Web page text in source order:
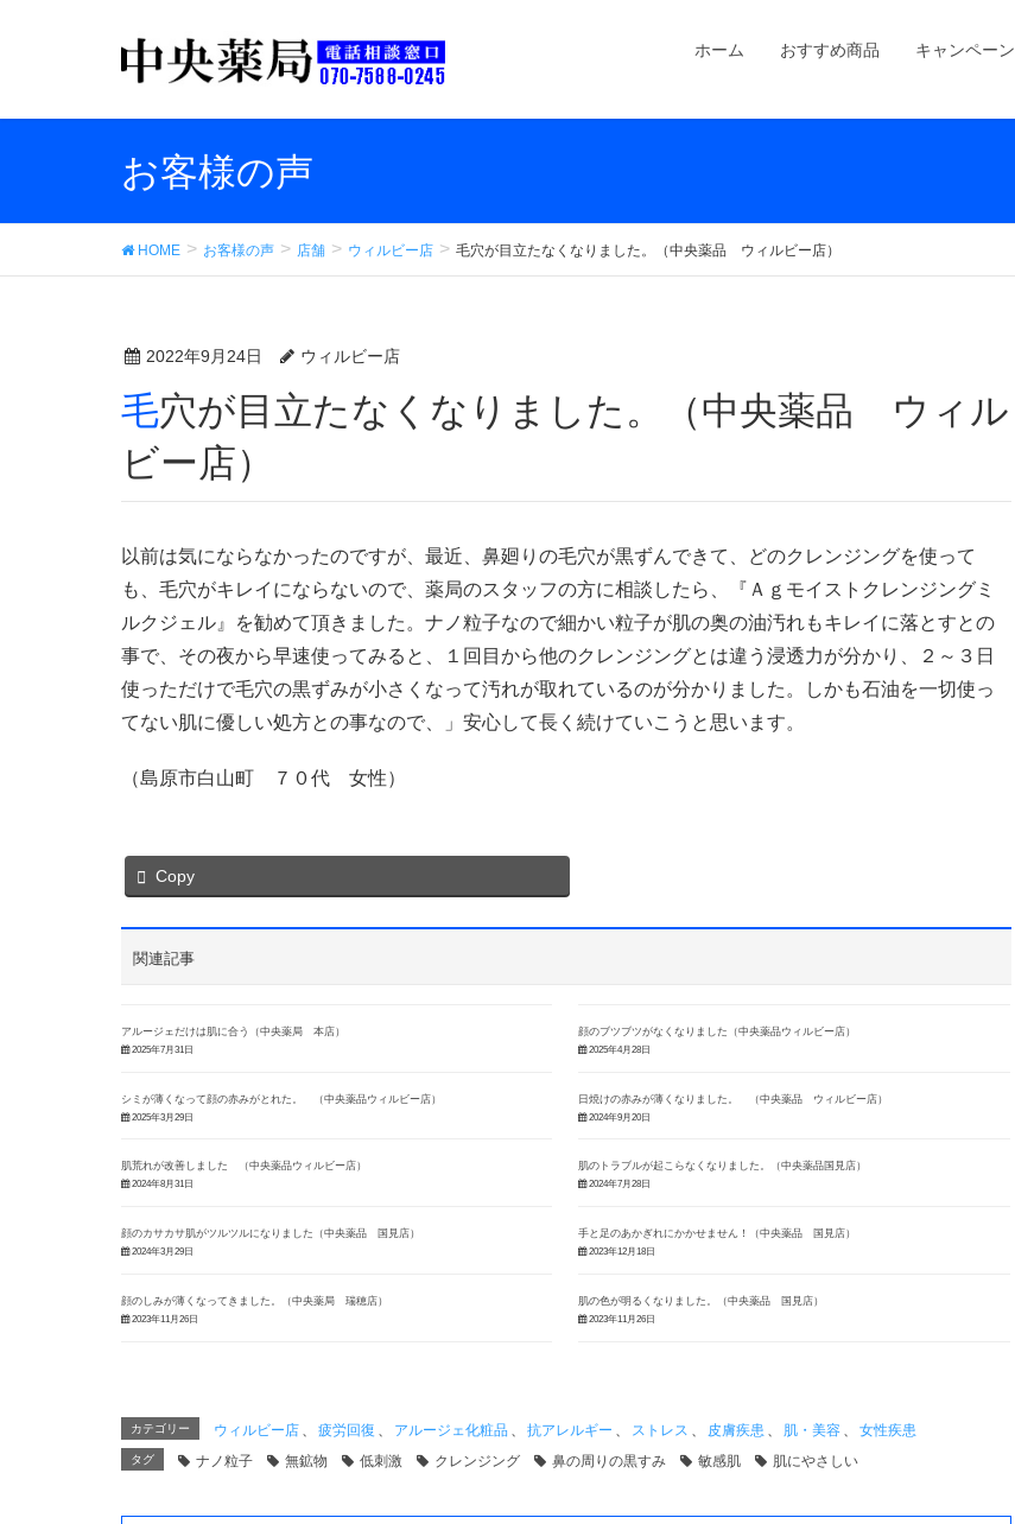
ホーム おすすめ商品 キャンペーン
お客様の声
HOME お客様の声 店舗 ウィルビー店 毛穴が目立たなくなりました。（中央薬品 ウィルビー店）
2022年9月24日 ウィルビー店
毛穴が目立たなくなりました。（中央薬品 ウィル
ビー店）
以前は気にならなかったのですが、最近、鼻廻りの毛穴が黒ずんできて、どのクレンジングを使って
も、毛穴がキレイにならないので、薬局のスタッフの方に相談したら、『Ａｇモイストクレンジングミ
ルクジェル』を勧めて頂きました。ナノ粒子なので細かい粒子が肌の奥の油汚れもキレイに落とすとの
事で、その夜から早速使ってみると、１回目から他のクレンジングとは違う浸透力が分かり、２～３日
使っただけで毛穴の黒ずみが小さくなって汚れが取れているのが分かりました。しかも石油を一切使っ
てない肌に優しい処方との事なので、」安心して長く続けていこうと思います。
（島原市白山町 ７０代 女性）
Copy
関連記事
アルージェだけは肌に合う（中央薬局 本店）
2025年7月31日
顔のブツブツがなくなりました（中央薬品ウィルビー店）
2025年4月28日
シミが薄くなって顔の赤みがとれた。 （中央薬品ウィルビー店）
2025年3月29日
日焼けの赤みが薄くなりました。 （中央薬品 ウィルビー店）
2024年9月20日
肌荒れが改善しました （中央薬品ウィルビー店）
2024年8月31日
肌のトラブルが起こらなくなりました。（中央薬品国見店）
2024年7月28日
顔のカサカサ肌がツルツルになりました（中央薬品 国見店）
2024年3月29日
手と足のあかぎれにかかせません！（中央薬品 国見店）
2023年12月18日
顔のしみが薄くなってきました。（中央薬局 瑞穂店）
2023年11月26日
肌の色が明るくなりました。（中央薬品 国見店）
2023年11月26日
カテゴリー ウィルビー店 疲労回復 アルージェ化粧品 抗アレルギー ストレス 皮膚疾患 肌・美容 女性疾患
タグ ナノ粒子 無鉱物 低刺激 クレンジング 鼻の周りの黒すみ 敏感肌 肌にやさしい